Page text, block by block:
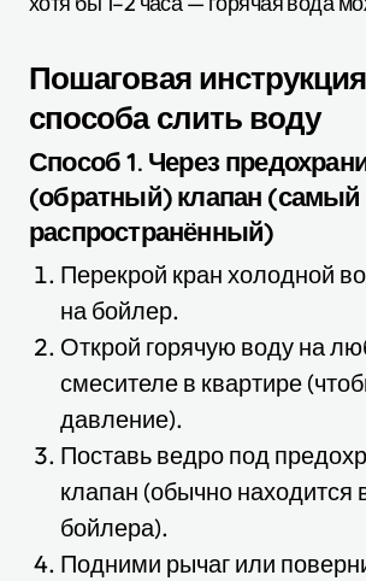
Пошаговая
способа слить воду
Способ 1. Через
(обратный) клапан (самый
распространённый)
Перекрой кран холодной
на бойлер.
Открой горячую воду на
смесителе в квартире
давление).
Поставь ведро под
клапан (обычно находится
бойлера).
Подними рычаг или